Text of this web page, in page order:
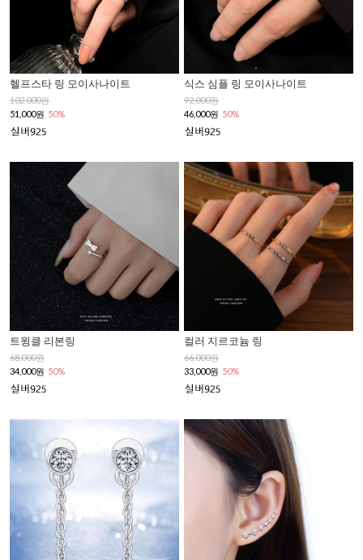
헬프스타 링 모이사나이트
102,000원
51,000원 50%
식스 심플 링 모이사나이트
92,000원
46,000원 50%
트윙클 리본링
68,000원
34,000원 50%
컬러 지르코늄 링
66,000원
33,000원 50%